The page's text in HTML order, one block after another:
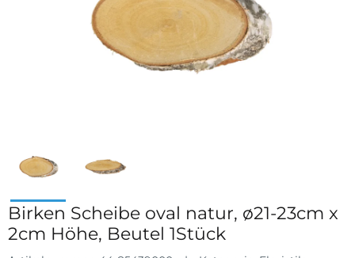
Birken Scheibe oval natur, ø21-23cm x
2cm Höhe, Beutel 1Stück